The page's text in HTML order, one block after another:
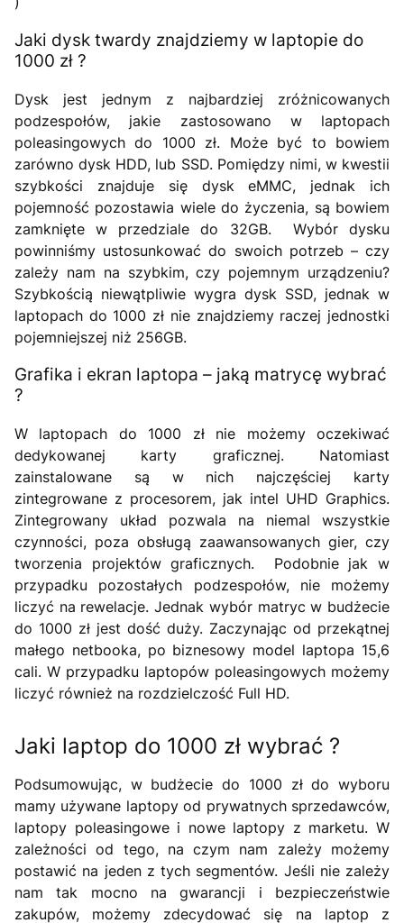
Jaki dysk twardy znajdziemy w laptopie do
1000 zł ?
Dysk jest jednym z najbardziej zróżnicowanych
podzespołów, jakie zastosowano w laptopach
poleasingowych do 1000 zł. Może być to bowiem
zarówno dysk HDD, lub SSD. Pomiędzy nimi, w kwestii
szybkości znajduje się dysk eMMC, jednak ich
pojemność pozostawia wiele do życzenia, są bowiem
zamknięte w przedziale do 32GB. Wybór dysku
powinniśmy ustosunkować do swoich potrzeb – czy
zależy nam na szybkim, czy pojemnym urządzeniu?
Szybkością niewątpliwie wygra dysk SSD, jednak w
laptopach do 1000 zł nie znajdziemy raczej jednostki
pojemniejszej niż 256GB.
Grafika i ekran laptopa – jaką matrycę wybrać
?
W laptopach do 1000 zł nie możemy oczekiwać
dedykowanej karty graficznej. Natomiast
zainstalowane są w nich najczęściej karty
zintegrowane z procesorem, jak intel UHD Graphics.
Zintegrowany układ pozwala na niemal wszystkie
czynności, poza obsługą zaawansowanych gier, czy
tworzenia projektów graficznych. Podobnie jak w
przypadku pozostałych podzespołów, nie możemy
liczyć na rewelacje. Jednak wybór matryc w budżecie
do 1000 zł jest dość duży. Zaczynając od przekątnej
małego netbooka, po biznesowy model laptopa 15,6
cali. W przypadku laptopów poleasingowych możemy
liczyć również na rozdzielczość Full HD.
Jaki laptop do 1000 zł wybrać ?
Podsumowując, w budżecie do 1000 zł do wyboru
mamy używane laptopy od prywatnych sprzedawców,
laptopy poleasingowe i nowe laptopy z marketu. W
zależności od tego, na czym nam zależy możemy
postawić na jeden z tych segmentów. Jeśli nie zależy
nam tak mocno na gwarancji i bezpieczeństwie
zakupów, możemy zdecydować się na laptop z